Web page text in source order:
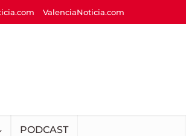
ValenciaNoticia.com
PODCAST